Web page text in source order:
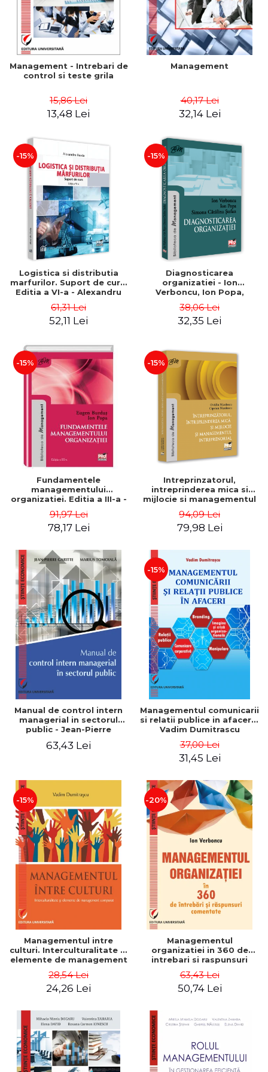
Management - Intrebari de
control si teste grila
15,86 Lei
13,48 Lei
Management
40,17 Lei
32,14 Lei
-15%
Logistica si distributia
marfurilor. Suport de curs.
Editia a VI-a - Alexandru
61,31 Lei
52,11 Lei
-15%
Diagnosticarea
organizatiei - Ion
Verboncu, Ion Popa,
38,06 Lei
32,35 Lei
-15%
Fundamentele
managementului
organizatiei. Editia a III-a -
91,97 Lei
78,17 Lei
-15%
Intreprinzatorul,
intreprinderea mica si
mijlocie si managementul
Nicolescu, Ciprian
Nicolescu
94,09 Lei
79,98 Lei
Manual de control intern
managerial in sectorul
public - Jean-Pierre
63,43 Lei
-15%
Managementul comunicarii
si relatii publice in afaceri -
Vadim Dumitrascu
37,00 Lei
31,45 Lei
-15%
Managementul intre
culturi. Interculturalitate si
elemente de management
Dumitrascu
28,54 Lei
24,26 Lei
-20%
Managementul
organizatiei in 360 de
intrebari si raspunsuri
63,43 Lei
50,74 Lei